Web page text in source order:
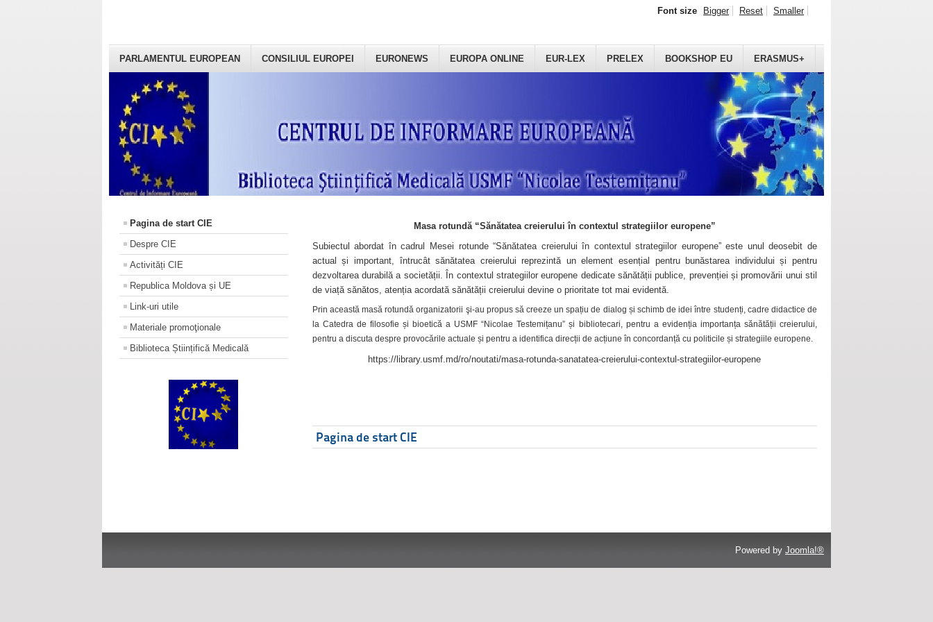
PARLAMENTUL EUROPEAN CONSILIUL EUROPEI EURONEWS EUROPA ONLINE EUR-LEX PRELEX BOOKSHOP EU ERASMUS+
Font size Bigger Reset Smaller
Pagina de start CIE
Despre CIE
Activități CIE
Republica Moldova și UE
Link-uri utile
Materiale promoţionale
Biblioteca Științifică Medicală
Masa rotundă “Sănătatea creierului în contextul strategiilor europene”
Subiectul abordat în cadrul Mesei rotunde “Sănătatea creierului în contextul strategiilor europene” este unul deosebit de
actual și important, întrucât sănătatea creierului reprezintă un element esențial pentru bunăstarea individului și pentru
dezvoltarea durabilă a societății. În contextul strategiilor europene dedicate sănătății publice, prevenției și promovării unui stil
de viață sănătos, atenția acordată sănătății creierului devine o prioritate tot mai evidentă.
Prin această masă rotundă organizatorii şi-au propus să creeze un spațiu de dialog și schimb de idei între studenți, cadre didactice de
la Catedra de filosofie și bioetică a USMF “Nicolae Testemițanu” și bibliotecari, pentru a evidenția importanța sănătății creierului,
pentru a discuta despre provocările actuale și pentru a identifica direcții de acțiune în concordanță cu politicile și strategiile europene.
https://library.usmf.md/ro/noutati/masa-rotunda-sanatatea-creierului-contextul-strategiilor-europene
Pagina de start CIE
Powered by Joomla!®